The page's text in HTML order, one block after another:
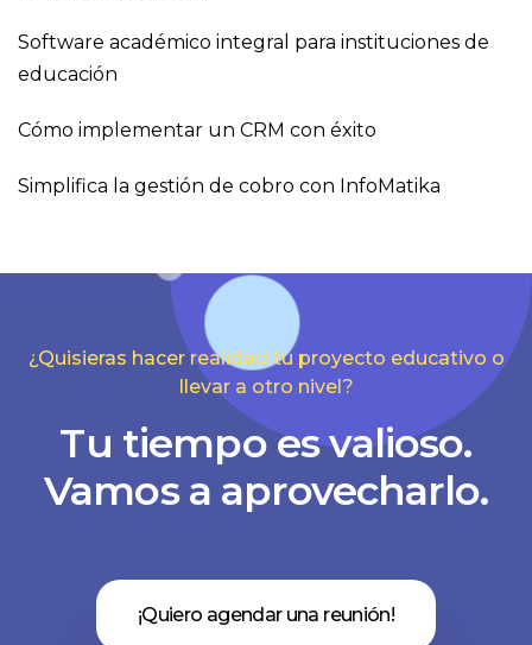
Software académico integral para instituciones de
educación
Cómo implementar un CRM con éxito
Simplifica la gestión de cobro con InfoMatika
¿Quisieras hacer realidad tu proyecto educativo o
llevar a otro nivel?
Tu tiempo es valioso.
Vamos a aprovecharlo.
¡Quiero agendar una reunión!